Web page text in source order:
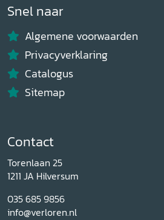
Snel naar
Algemene voorwaarden
Privacyverklaring
Catalogus
Sitemap
Contact
Torenlaan 25
1211 JA Hilversum
035 685 9856
info@verloren.nl